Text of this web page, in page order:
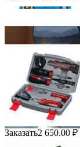
Заказать2 650.00 ₽